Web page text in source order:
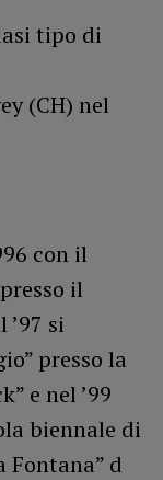
tipo di
(CH) nel
con il
il
’97 si
presso la
e nel ’99
biennale di
Fontana” d